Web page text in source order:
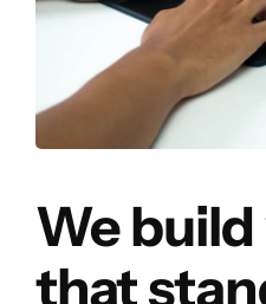
We
that